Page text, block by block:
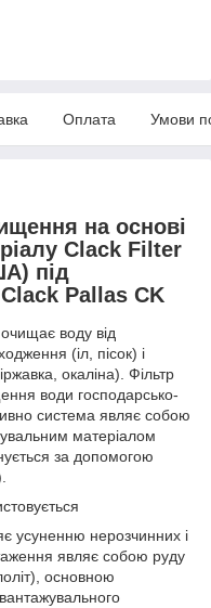
Оплата Умови
на основі
Clack Filter
під
Pallas CK
воду від
(іл, пісок) і
окаліна). Фільтр
води господарсько-
система являє собою
матеріалом
за допомогою
усуненню нерозчинних і
являє собою руду
основною